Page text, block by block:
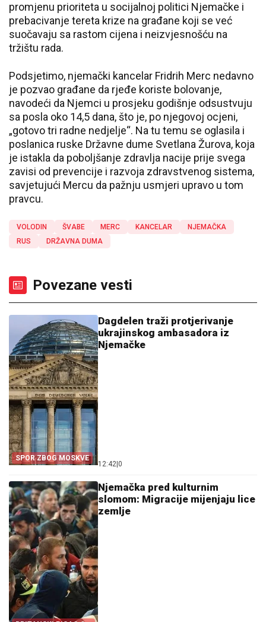
promjenu prioriteta u socijalnoj politici Njemačke i
prebacivanje tereta krize na građane koji se već
suočavaju sa rastom cijena i neizvjesnošću na
tržištu rada.
Podsjetimo, njemački kancelar Fridrih Merc nedavno
je pozvao građane da rjeđe koriste bolovanje,
navodeći da Njemci u prosjeku godišnje odsustvuju
sa posla oko 14,5 dana, što je, po njegovoj ocjeni,
„gotovo tri radne nedjelje“. Na tu temu se oglasila i
poslanica ruske Državne dume Svetlana Žurova, koja
je istakla da poboljšanje zdravlja nacije prije svega
zavisi od prevencije i razvoja zdravstvenog sistema,
savjetujući Mercu da pažnju usmjeri upravo u tom
pravcu.
VOLODIN ŠVABE MERC KANCELAR
NJEMAČKA
RUS
DRŽAVNA DUMA
Povezane vesti
SPOR ZBOG MOSKVE
Dagdelen traži protjerivanje
ukrajinskog ambasadora iz
Njemačke
12:42 0
Njemačka pred kulturnim
slomom: Migracije mijenjaju lice
zemlje